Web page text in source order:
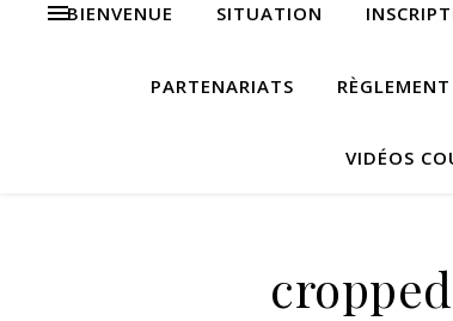
BIENVENUE SITUATION
PARTENARIATS
VIDÉOS